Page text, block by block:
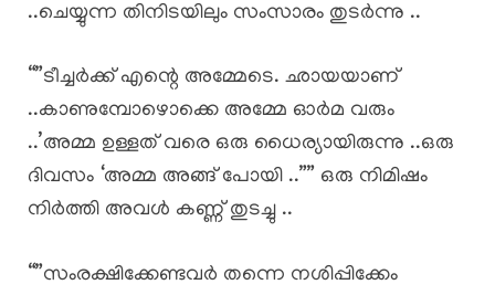
..ചെയ്യുന്ന തിനിടയിലും സംസാരം തുടർന്നു ..
“”ടീച്ചർക്ക് എന്റെ അമ്മേടെ. ഛായയാണ്
..കാണുമ്പോഴൊക്കെ അമ്മേ ഓർമ വരും
..’അമ്മ ഉള്ളത് വരെ ഒരു ധൈര്യായിരുന്നു ..ഒരു
ദിവസം ‘അമ്മ അങ്ങ് പോയി ..”” ഒരു നിമിഷം
നിർത്തി അവൾ കണ്ണ് തുടച്ചു ..
“”സംരക്ഷിക്കേണ്ടവർ തന്നെ നശിപ്പിക്കേം